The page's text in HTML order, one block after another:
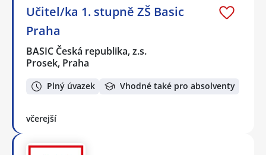
Učitel/ka 1. stupně ZŠ Basic
Praha
BASIC Česká republika, z.s.
Prosek, Praha
Plný úvazek Vhodné také pro absolventy
včerejší